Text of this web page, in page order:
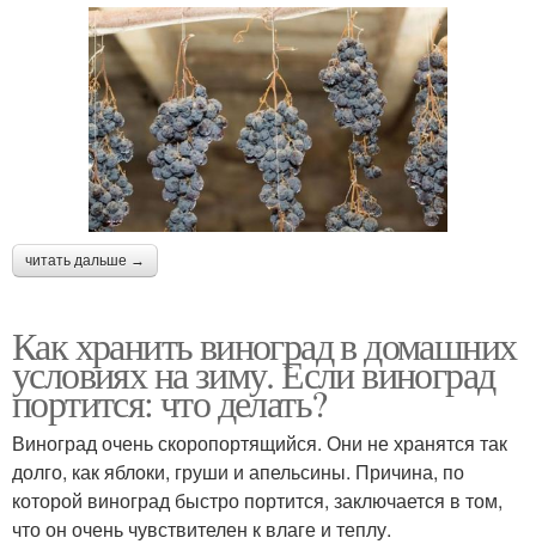
читать дальше →
Как хранить виноград в домашних
условиях на зиму. Если виноград
портится: что делать?
Виноград очень скоропортящийся. Они не хранятся так
долго, как яблоки, груши и апельсины. Причина, по
которой виноград быстро портится, заключается в том,
что он очень чувствителен к влаге и теплу.